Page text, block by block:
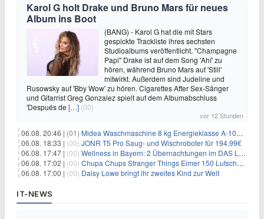
Karol G holt Drake und Bruno Mars für neues
Album ins Boot
(BANG) - Karol G hat die mit Stars
gespickte Trackliste ihres sechsten
Studioalbums veröffentlicht. "Champagne
Papi" Drake ist auf dem Song 'Ahí' zu
hören, während Bruno Mars auf 'Still'
mitwirkt. Außerdem sind Judeline und
Rusowsky auf 'Bby Wow' zu hören. Cigarettes After Sex-Sänger
und Gitarrist Greg Gonzalez spielt auf dem Albumabschluss
'Después de […] (00)
vor 12 Stunden
06.08. 20:46 | (01) Midea Waschmaschine 8 kg Energieklasse A-10% 1400 U/Min für 289,97€
06.08. 18:33 | (00) JONR T5 Pro Saug- und Wischroboter für 194,99€
06.08. 17:47 | (00) Wellness in Bayern: 2 Übernachtungen im DAS LUDWIG Sports Resort inkl. HP + Wellness ab 174€ p.P.
06.08. 17:02 | (00) Chupa Chups Stranger Things Eimer 150 Lutscher für 21,95€
06.08. 17:00 | (00) Daisy Lowe bringt ihr zweites Kind zur Welt
IT-NEWS